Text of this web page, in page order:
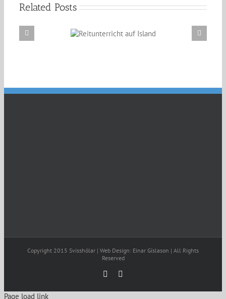
Related Posts
auf
Erzählabende mit Eve Barmettler und Ewald
Copyright 2015 Svisshólar | Web Design: Einar Gíslason | All Rights
Reserved
Facebook
Page load link